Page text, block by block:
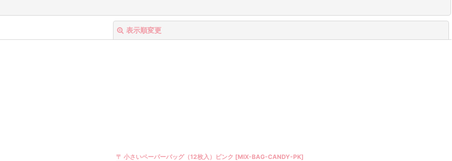
表示順変更
〒 小さいペーパーバッグ（12枚入）ピンク [MIX-BAG-CANDY-PK]